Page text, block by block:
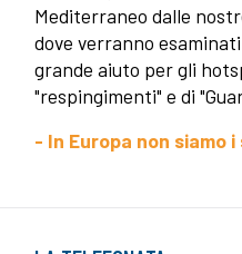
Mediterraneo dalle
dove verranno
grande aiuto per gli
"respingimenti" e di
- In Europa non siamo i